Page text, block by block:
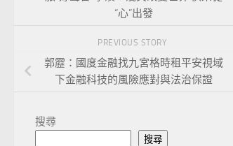
“心”出發
PREVIOUS STORY
郭靂：國度金融找九宮格時租平安視域
下金融科技的風險應對與法治保證
搜尋
搜尋